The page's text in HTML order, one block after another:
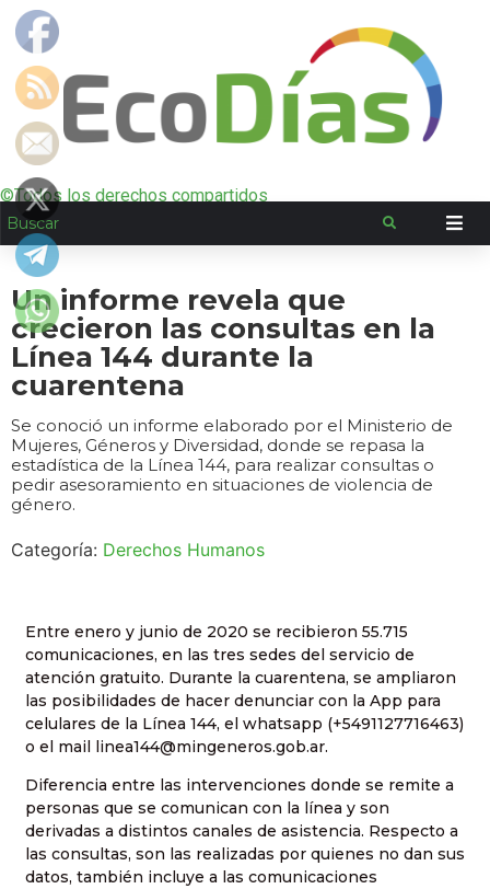
©Todos los derechos compartidos
Un informe revela que
crecieron las consultas en la
Línea 144 durante la
cuarentena
Se conoció un informe elaborado por el Ministerio de
Mujeres, Géneros y Diversidad, donde se repasa la
estadística de la Línea 144, para realizar consultas o
pedir asesoramiento en situaciones de violencia de
género.
Categoría: Derechos Humanos
Entre enero y junio de 2020 se recibieron 55.715
comunicaciones, en las tres sedes del servicio de
atención gratuito. Durante la cuarentena, se ampliaron
las posibilidades de hacer denunciar con la App para
celulares de la Línea 144, el whatsapp (+5491127716463)
o el mail linea144@mingeneros.gob.ar.
Diferencia entre las intervenciones donde se remite a
personas que se comunican con la línea y son
derivadas a distintos canales de asistencia. Respecto a
las consultas, son las realizadas por quienes no dan sus
datos, también incluye a las comunicaciones